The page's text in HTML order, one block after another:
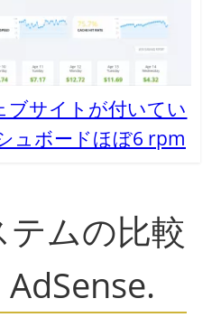
ブサイトが付いてい
ュボードほぼ6 rpm
ムの比較
AdSense.